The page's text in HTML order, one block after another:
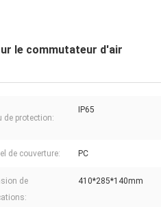
le commutateur d'air
de protection:
IP65
de couverture: PC
de
410*285*140mm